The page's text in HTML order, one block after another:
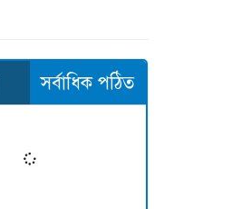
সর্বাধিক পঠিত